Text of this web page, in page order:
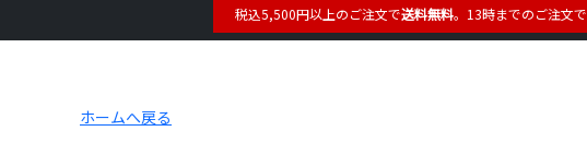
税込5,500円以上のご注文で送料無料。13時までのご注文で
ホームへ戻る